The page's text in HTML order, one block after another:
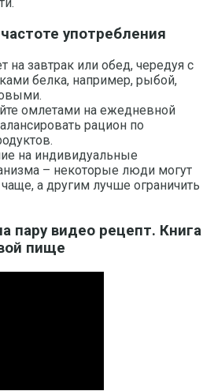
употребления
на завтрак или обед, чередуя с
белка, например, рыбой,
омлетами на ежедневной
рацион по
на индивидуальные
– некоторые люди могут
а другим лучше ограничить
пару видео рецепт. Книга
пище